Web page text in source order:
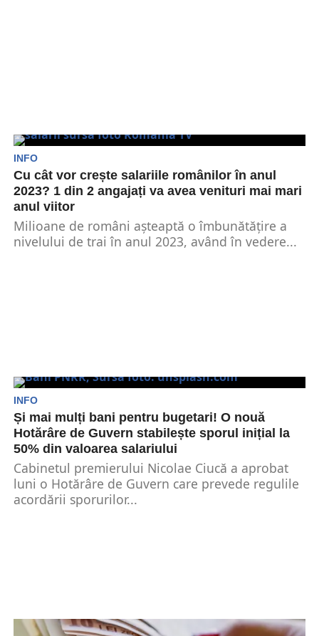
INFO
Cu cât vor crește salariile românilor în anul
2023? 1 din 2 angajați va avea venituri mai mari
anul viitor
Milioane de români așteaptă o îmbunătățire a
nivelului de trai în anul 2023, având în vedere...
INFO
Și mai mulți bani pentru bugetari! O nouă
Hotărâre de Guvern stabilește sporul inițial la
50% din valoarea salariului
Cabinetul premierului Nicolae Ciucă a aprobat
luni o Hotărâre de Guvern care prevede regulile
acordării sporurilor...